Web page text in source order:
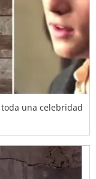
una celebridad